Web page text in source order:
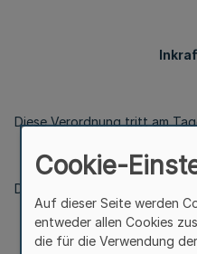
Diese Verordnung tritt am
Düsseldorf, den 28. August
Cookie-
Auf dieser Seite werden
entweder allen Cookies
die für die Verwendung